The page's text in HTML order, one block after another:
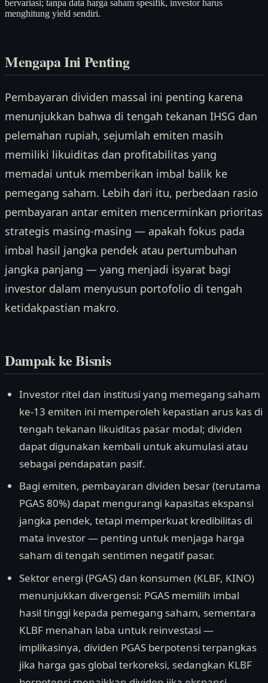
bervariasi; tanpa data harga saham spesifik, investor harus
menghitung yield sendiri.
Mengapa Ini Penting
Pembayaran dividen massal ini penting karena
menunjukkan bahwa di tengah tekanan IHSG dan
pelemahan rupiah, sejumlah emiten masih
memiliki likuiditas dan profitabilitas yang
memadai untuk memberikan imbal balik ke
pemegang saham. Lebih dari itu, perbedaan rasio
pembayaran antar emiten mencerminkan prioritas
strategis masing-masing — apakah fokus pada
imbal hasil jangka pendek atau pertumbuhan
jangka panjang — yang menjadi isyarat bagi
investor dalam menyusun portofolio di tengah
ketidakpastian makro.
Dampak ke Bisnis
Investor ritel dan institusi yang memegang saham
ke-13 emiten ini memperoleh kepastian arus kas di
tengah tekanan likuiditas pasar modal; dividen
dapat digunakan kembali untuk akumulasi atau
sebagai pendapatan pasif.
Bagi emiten, pembayaran dividen besar (terutama
PGAS 80%) dapat mengurangi kapasitas ekspansi
jangka pendek, tetapi memperkuat kredibilitas di
mata investor — penting untuk menjaga harga
saham di tengah sentimen negatif pasar.
Sektor energi (PGAS) dan konsumen (KLBF, KINO)
menunjukkan divergensi: PGAS memilih imbal
hasil tinggi kepada pemegang saham, sementara
KLBF menahan laba untuk reinvestasi —
implikasinya, dividen PGAS berpotensi terpangkas
jika harga gas global terkoreksi, sedangkan KLBF